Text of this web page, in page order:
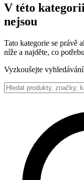
V této
nejsou
Tato kategorie se právě
níže a najděte, co
Vyzkoušejte